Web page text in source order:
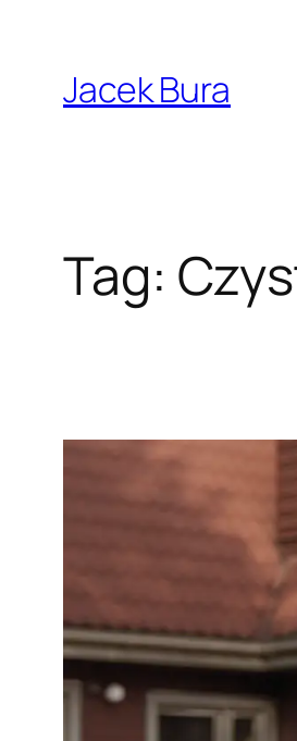
treściJacek Bura
Tag: